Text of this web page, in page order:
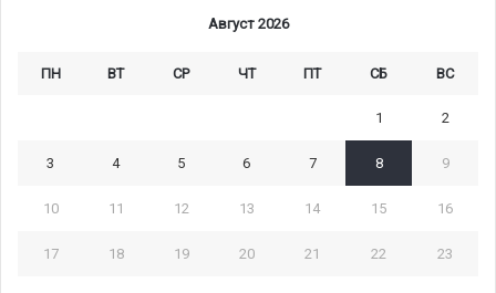
Август 2026
ПН ВТ СР ЧТ ПТ СБ ВС
1 2
3 4 5 6 7 8 9
10 11 12 13 14 15 16
17 18 19 20 21 22 23